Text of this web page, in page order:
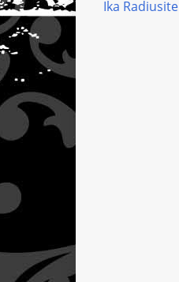
Ika Radiusite